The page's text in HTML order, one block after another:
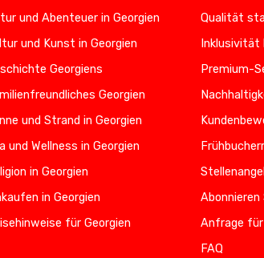
und Abenteuer in Georgien
und Kunst in Georgien
Georgiens
Georgien
und Strand in Georgien
und Wellness in Georgien
in Georgien
in Georgien
für Georgien
Qualität
Inklusivität
Premium-
Abonnieren
Anfrage für
FAQ